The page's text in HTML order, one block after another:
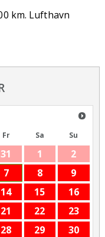
km. Lufthavn
Fr Sa Su
31 1
2
7 8
9
14 15
16
21 22
23
28 29
30